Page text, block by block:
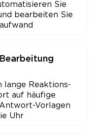
Sie
bearbeiten Sie
lange Reaktions­
auf häufige
Vorlagen
Uhr